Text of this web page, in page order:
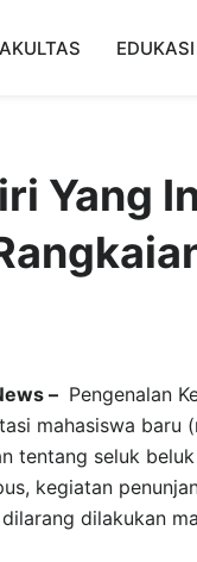
EDUKASI
Yang
– Pengenalan
mahasiswa
tentang seluk
kegiatan
dilakukan